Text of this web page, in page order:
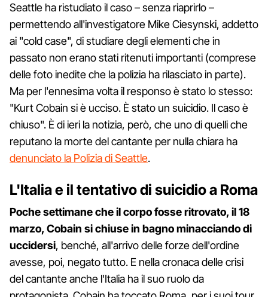
Seattle ha ristudiato il caso – senza riaprirlo –
permettendo all'investigatore Mike Ciesynski, addetto
ai "cold case", di studiare degli elementi che in
passato non erano stati ritenuti importanti (comprese
delle foto inedite che la polizia ha rilasciato in parte).
Ma per l'ennesima volta il responso è stato lo stesso:
"Kurt Cobain si è ucciso. È stato un suicidio. Il caso è
chiuso". È di ieri la notizia, però, che uno di quelli che
reputano la morte del cantante per nulla chiara ha
denunciato la Polizia di Seattle.
L'Italia e il tentativo di suicidio a Roma
Poche settimane che il corpo fosse ritrovato, il 18
marzo, Cobain si chiuse in bagno minacciando di
uccidersi, benché, all'arrivo delle forze dell'ordine
avesse, poi, negato tutto. E nella cronaca delle crisi
del cantante anche l'Italia ha il suo ruolo da